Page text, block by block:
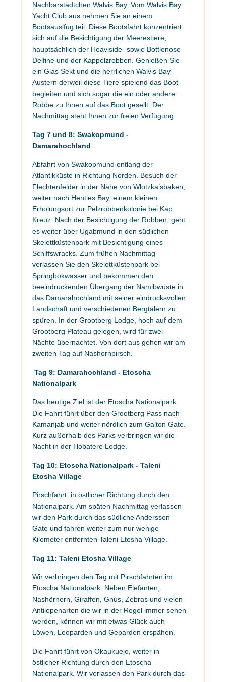
Nachbarstädtchen Walvis Bay. Vom Walvis Bay
Yacht Club aus nehmen Sie an einem
Bootsauslfug teil. Diese Bootsfahrt konzentriert
sich auf die Besichtigung der Meerestiere,
hauptsächlich der Heaviside- sowie Bottlenose
Delfine und der Kappelzrobben. Genießen Sie
ein Glas Sekt und die herrlichen Walvis Bay
Austern derweil diese Tiere spielend das Boot
begleiten und sich sogar die ein oder andere
Robbe zu Ihnen auf das Boot gesellt. Der
Nachmittag steht Ihnen zur freien Verfügung.
Tag 7 und 8: Swakopmund -
Damarahochland
Abfahrt von Swakopmund entlang der
Atlantikküste in Richtung Norden. Besuch der
Flechtenfelder in der Nähe von Wlotzka’sbaken,
weiter nach Henties Bay, einem kleinen
Erholungsort zur Pelzrobbenkolonie bei Kap
Kreuz. Nach der Besichtigung der Robben, geht
es weiter über Ugabmund in den südlichen
Skelettküstenpark mit Besichtigung eines
Schiffswracks. Zum frühen Nachmittag
verlassen Sie den Skelettküstenpark bei
Springbokwasser und bekommen den
beeindruckenden Übergang der Namibwüste in
das Damarahochland mit seiner eindrucksvollen
Landschaft und verschiedenen Bergtälern zu
spüren. In der Grootberg Lodge, hoch auf dem
Grootberg Plateau gelegen, wird für zwei
Nächte übernachtet. Von dort aus gehen wir am
zweiten Tag auf Nashornpirsch.
Tag 9: Damarahochland - Etoscha
Nationalpark
Das heutige Ziel ist der Etoscha Nationalpark.
Die Fahrt führt über den Grootberg Pass nach
Kamanjab und weiter nördlich zum Galton Gate.
Kurz außerhalb des Parks verbringen wir die
Nacht in der Hobatere Lodge.
Tag 10: Etoscha Nationalpark - Taleni
Etosha Village
Pirschfahrt in östlicher Richtung durch den
Nationalpark. Am späten Nachmittag verlassen
wir den Park durch das südliche Andersson
Gate und fahren weiter zum nur wenige
Kilometer entfernten Taleni Etosha Village.
Tag 11: Taleni Etosha Village
Wir verbringen den Tag mit Pirschfahrten im
Etoscha Nationalpark. Neben Elefanten,
Nashörnern, Giraffen, Gnus, Zebras und vielen
Antilopenarten die wir in der Regel immer sehen
werden, können wir mit etwas Glück auch
Löwen, Leoparden und Geparden erspähen.
Die Fahrt führt von Okaukuejo, weiter in
östlicher Richtung durch den Etoscha
Nationalpark. Wir verlassen den Park durch das